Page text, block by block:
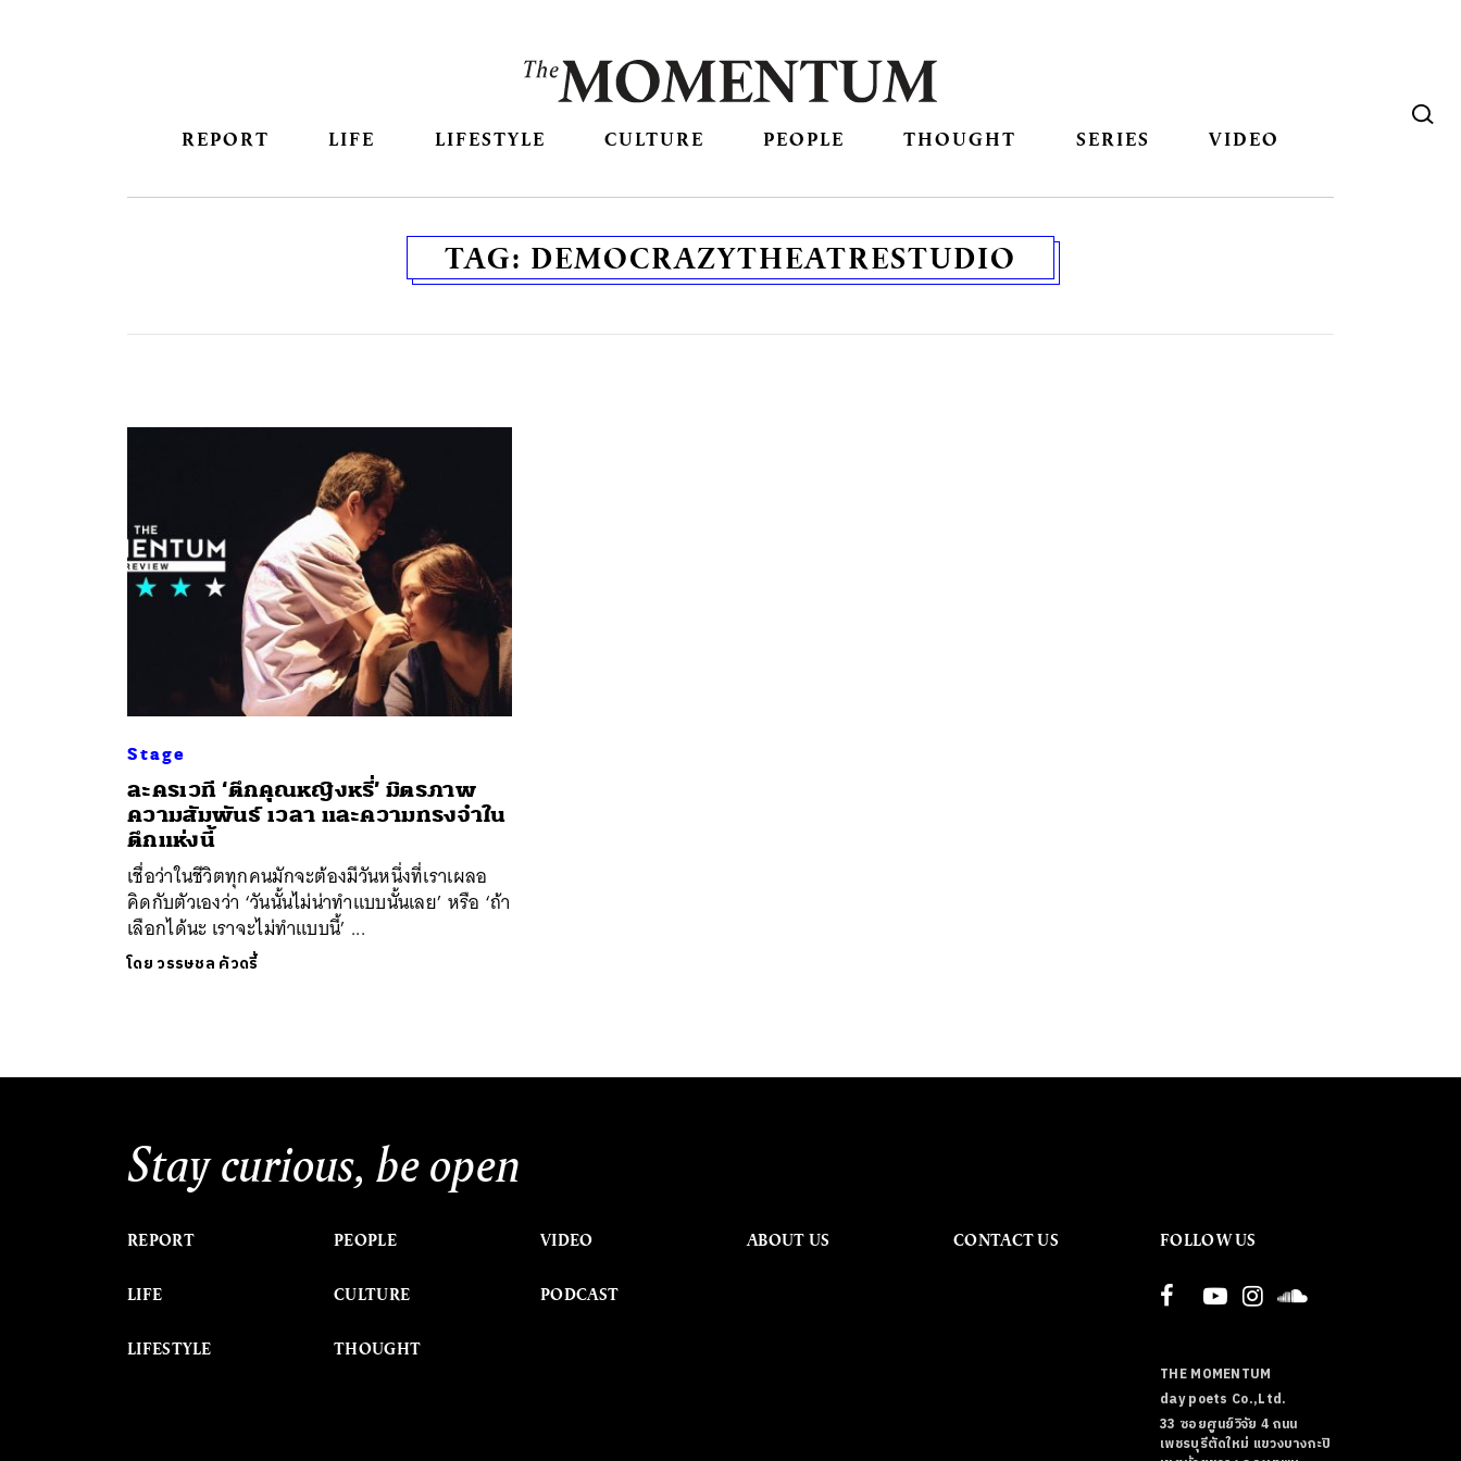
REPORT LIFE LIFESTYLE CULTURE PEOPLE THOUGHT SERIES VIDEO
TAG: DEMOCRAZYTHEATRESTUDIO
Stage
ละครเวที ‘ตึกคุณหญิงหรี่’ มิตรภาพ
ความสัมพันธ์ เวลา และความทรงจำใน
ตึกแห่งนี้
เชื่อว่าในชีวิตทุกคนมักจะต้องมีวันหนึ่งที่เราเผลอ
คิดกับตัวเองว่า ‘วันนั้นไม่น่าทำแบบนั้นเลย’ หรือ ‘ถ้า
เลือกได้นะ เราจะไม่ทำแบบนี้’ ...
โดยวรรษชล คัวดรี้
Stay curious, be open
REPORT
LIFE
LIFESTYLE
PEOPLE
CULTURE
THOUGHT
VIDEO
PODCAST
ABOUT US CONTACT US FOLLOW US
THE MOMENTUM
day poets Co.,Ltd.
33 ซอยศูนย์วิจัย 4 ถนน
เพชรบุรีตัดใหม่ แขวงบางกะปิ